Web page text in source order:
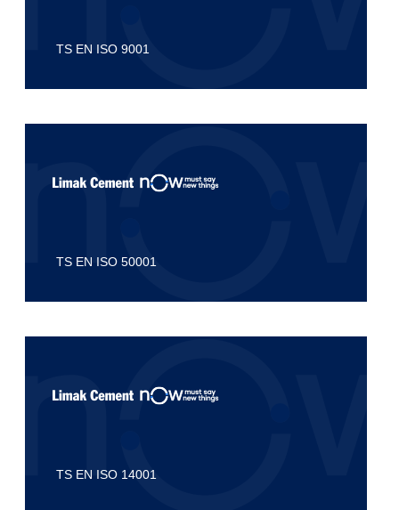
TS EN ISO 9001
TS EN ISO 50001
TS EN ISO 14001